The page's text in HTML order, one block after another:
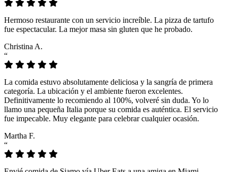
Hermoso restaurante con un servicio increíble. La pizza de tartufo
fue espectacular. La mejor masa sin gluten que he probado.
Christina A.
“
La comida estuvo absolutamente deliciosa y la sangría de primera
categoría. La ubicación y el ambiente fueron excelentes.
Definitivamente lo recomiendo al 100%, volveré sin duda. Yo lo
llamo una pequeña Italia porque su comida es auténtica. El servicio
fue impecable. Muy elegante para celebrar cualquier ocasión.
Martha F.
“